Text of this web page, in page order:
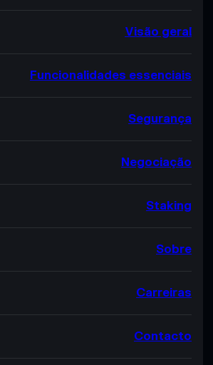
Visão geral
Funcionalidades essenciais
Segurança
Negociação
Staking
Sobre
Carreiras
Contacto